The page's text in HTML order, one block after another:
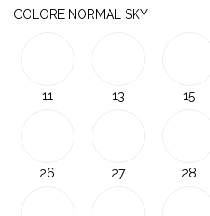
COLORE NORMAL SKY
11 13 15
26 27 28